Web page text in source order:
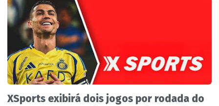
XSports exibirá dois jogos por rodada do